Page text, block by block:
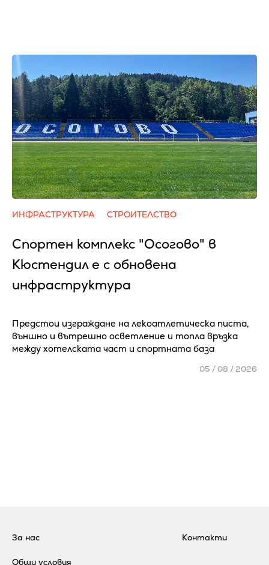
ИНФРАСТРУКТУРА СТРОИТЕЛСТВО
Спортен комплекс "Осогово" в
Кюстендил е с обновена
инфраструктура
Предстои изграждане на лекоатлетическа писта,
външно и вътрешно осветление и топла връзка
между хотелската част и спортната база
05 / 08 / 2026
За нас
Общи условия
Контакти